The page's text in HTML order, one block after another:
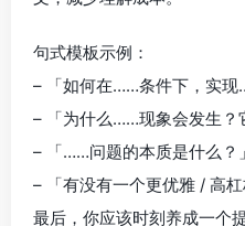
句式模板示例：
– 「如何在……条件下，实现
– 「为什么……现象会发生？
– 「……问题的本质是什么？」
– 「有没有一个更优雅 / 高
最后，你应该时刻养成一个